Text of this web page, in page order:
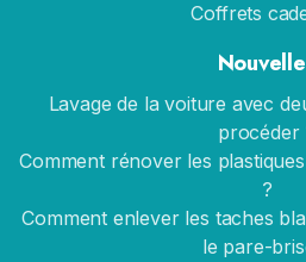
Coffrets
Lavage de la voiture avec
procéder
Comment rénover les
?
Comment enlever les taches
le pare-